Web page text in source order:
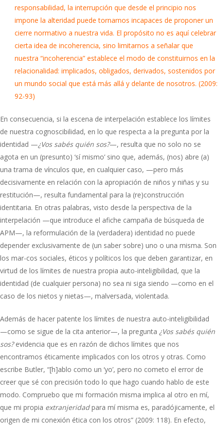
responsabilidad, la interrupción que desde el principio nos
impone la alteridad puede tornarnos incapaces de proponer un
cierre normativo a nuestra vida. El propósito no es aquí celebrar
cierta idea de incoherencia, sino limitarnos a señalar que
nuestra “incoherencia” establece el modo de constituirnos en la
relacionalidad: implicados, obligados, derivados, sostenidos por
un mundo social que está más allá y delante de nosotros. (2009:
92-93)
En consecuencia, si la escena de interpelación establece los límites
de nuestra cognoscibilidad, en lo que respecta a la pregunta por la
identidad —¿Vos sabés quién sos?—, resulta que no solo no se
agota en un (presunto) ‘sí mismo’ sino que, además, (nos) abre (a)
una trama de vínculos que, en cualquier caso, —pero más
decisivamente en relación con la apropiación de niños y niñas y su
restitución—, resulta fundamental para la (re)construcción
identitaria. En otras palabras, visto desde la perspectiva de la
interpelación —que introduce el afiche campaña de búsqueda de
APM—, la reformulación de la (verdadera) identidad no puede
depender exclusivamente de (un saber sobre) uno o una misma. Son
los mar-cos sociales, éticos y políticos los que deben garantizar, en
virtud de los límites de nuestra propia auto-inteligibilidad, que la
identidad (de cualquier persona) no sea ni siga siendo —como en el
caso de los nietos y nietas—, malversada, violentada.
Además de hacer patente los límites de nuestra auto-inteligibilidad
—como se sigue de la cita anterior—, la pregunta ¿Vos sabés quién
sos?evidencia que es en razón de dichos límites que nos
encontramos éticamente implicados con los otros y otras. Como
escribe Butler, “[h]ablo como un ‘yo’, pero no cometo el error de
creer que sé con precisión todo lo que hago cuando hablo de este
modo. Compruebo que mi formación misma implica al otro en mí,
que mi propia extranjeridadpara mí misma es, paradójicamente, el
origen de mi conexión ética con los otros” (2009: 118). En efecto,